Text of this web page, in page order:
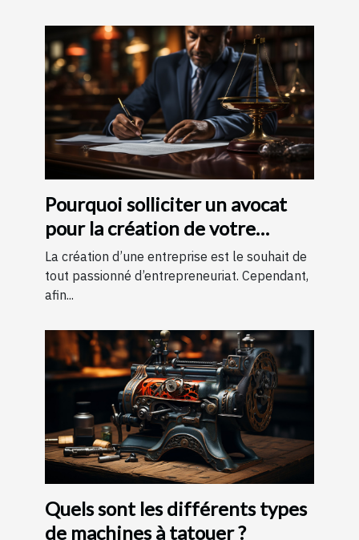
Pourquoi solliciter un avocat
pour la création de votre
entreprise ?
La création d’une entreprise est le souhait de
tout passionné d’entrepreneuriat. Cependant,
afin...
Quels sont les différents types
de machines à tatouer ?